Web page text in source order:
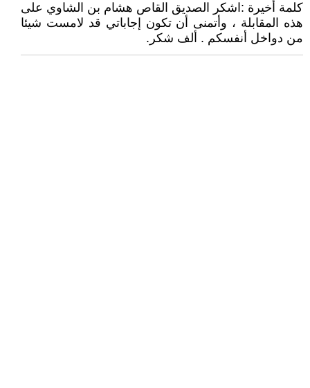
كلمة أخيرة :اشكر الصديق القاص هشام بن الشاوي على
هذه المقابلة ، وأتمنى أن تكون إجاباتي قد لامست شيئا
من دواخل أنفسكم . ألف شكر.